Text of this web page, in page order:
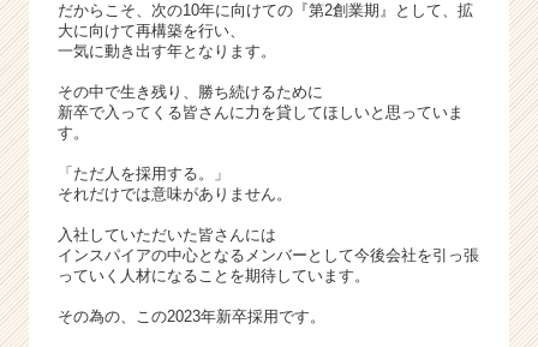
だからこそ、次の10年に向けての『第2創業期』として、拡
大に向けて再構築を行い、
一気に動き出す年となります。
その中で生き残り、勝ち続けるために
新卒で入ってくる皆さんに力を貸してほしいと思っていま
す。
「ただ人を採用する。」
それだけでは意味がありません。
入社していただいた皆さんには
インスパイアの中心となるメンバーとして今後会社を引っ張
っていく人材になることを期待しています。
その為の、この2023年新卒採用です。